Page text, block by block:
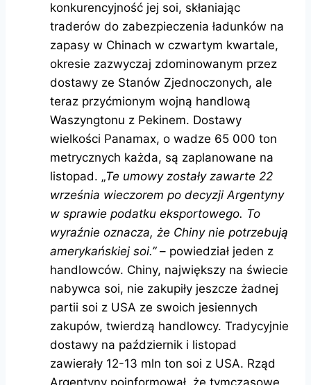
konkurencyjność jej soi, skłaniając
traderów do zabezpieczenia ładunków na
zapasy w Chinach w czwartym kwartale,
okresie zazwyczaj zdominowanym przez
dostawy ze Stanów Zjednoczonych, ale
teraz przyćmionym wojną handlową
Waszyngtonu z Pekinem. Dostawy
wielkości Panamax, o wadze 65 000 ton
metrycznych każda, są zaplanowane na
listopad. „Te umowy zostały zawarte 22
września wieczorem po decyzji Argentyny
w sprawie podatku eksportowego. To
wyraźnie oznacza, że ​​Chiny nie potrzebują
amerykańskiej soi.”– powiedział jeden z
handlowców. Chiny, największy na świecie
nabywca soi, nie zakupiły jeszcze żadnej
partii soi z USA ze swoich jesiennych
zakupów, twierdzą handlowcy. Tradycyjnie
dostawy na październik i listopad
zawierały 12-13 mln ton soi z USA. Rząd